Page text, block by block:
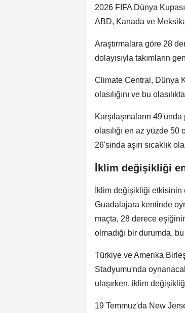
2026 FIFA Dünya
ABD, Kanada ve
Araştırmalara göre 28
dolayısıyla takımların
Climate Central, Dünya
olasılığını ve bu
Karşılaşmaların
olasılığı en az yüzde
26'sında aşırı sıcaklık
İklim değişikliği
İklim değişikliği
Guadalajara kentinde
maçta, 28 derece
olmadığı bir durumda,
Türkiye ve Amerika
Stadyumu'nda
ulaşırken, iklim
19 Temmuz'da New